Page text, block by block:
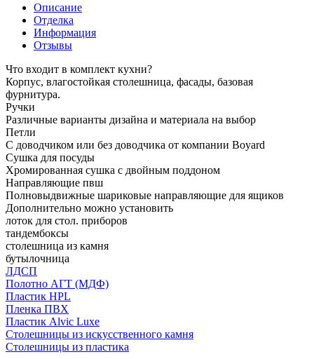
Описание
Отделка
Информация
Отзывы
Что входит в комплект кухни?
Корпус, влагостойкая столешница, фасады, базовая
фурнитура.
Ручки
Различные варианты дизайна и материала на выбор
Петли
С доводчиком или без доводчика от компании Boyard
Сушка для посуды
Хромированная сушка с двойным поддоном
Направляющие пвш
Полновыдвижные шариковые направляющие для ящиков
Дополнительно можно установить
лоток для стол. приборов
тандембоксы
столешница из камня
бутылочница
ЛДСП
Полотно АГТ (МДФ)
Пластик HPL
Пленка ПВХ
Пластик Alvic Luxe
Столешницы из искусственного камня
Столешницы из пластика